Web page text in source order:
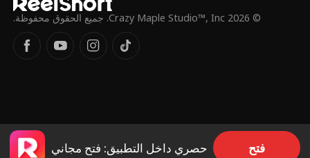
© 2026 Crazy Maple Studio™, Inc. جميع الحقوق محفوظة.
حصري داخل التطبيق: فتح مجاني فتح